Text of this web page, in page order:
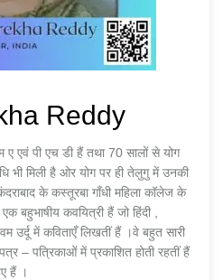
Reddy
एवं पी एच डी हैं तथा 70 सालों से योग
भी मिली है ओर योग पर ही तेलुगु में उनकी
के कस्तूरबा गाँधी महिला कॉलेज के
बहुभाषीय कवयित्री हैं जो हिंदी ,
उर्दू में कविताएँ लिखतीं हैं ।वे बहुत सारी
– पत्रिकाओं में प्रकाशित होती रहतीं हैं
हैं ।